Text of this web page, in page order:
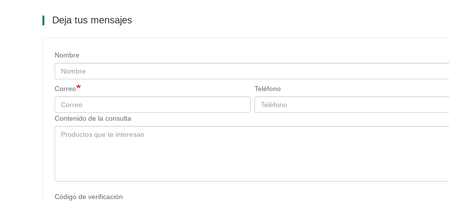
Deja tus mensajes
Nombre
Correo Teléfono
Contenido de la consulta
Código de verificación